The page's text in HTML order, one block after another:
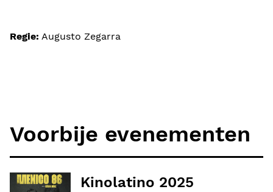
Regie: Augusto Zegarra
Voorbije evenementen
Kinolatino 2025